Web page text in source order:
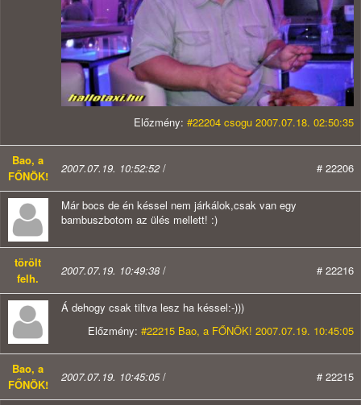
Előzmény: #22204 csogu 2007.07.18. 02:50:35
Bao, a
FŐNÖK!
2007.07.19. 10:52:52/ # 22206
Már bocs de én késsel nem járkálok,csak van egy
bambuszbotom az ülés mellett! :)
törölt
felh.
2007.07.19. 10:49:38 / # 22216
Á dehogy csak tiltva lesz ha késsel:-)))
Előzmény: #22215 Bao, a FŐNÖK! 2007.07.19. 10:45:05
Bao, a
FŐNÖK!
2007.07.19. 10:45:05/ # 22215